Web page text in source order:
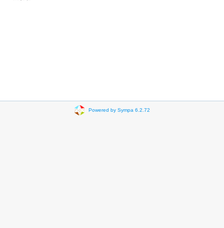
Powered by Sympa 6.2.72